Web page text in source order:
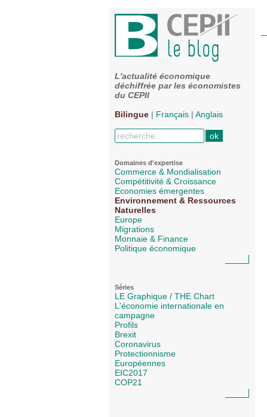
L'actualité économique
déchiffrée par les économistes
du CEPII
Bilingue | Français | Anglais
Domaines d'expertise
Commerce & Mondialisation
Compétitivité & Croissance
Economies émergentes
Environnement & Ressources
Naturelles
Europe
Migrations
Monnaie & Finance
Politique économique
Séries
LE Graphique / THE Chart
L'économie internationale en
campagne
Profils
Brexit
Coronavirus
Protectionnisme
Européennes
EIC2017
COP21